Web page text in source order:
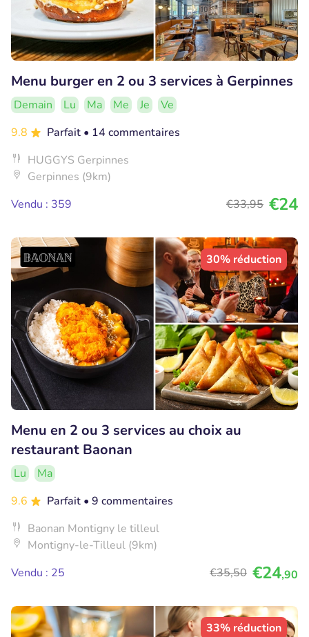
Menu burger en 2 ou 3 services à Gerpinnes
Demain Lu Ma Me Je
Ve
9.8
Parfait • 14 commentaires
HUGGYS Gerpinnes
Gerpinnes (9km)
Vendu : 359
€33,95 €24
30% réduction
Menu en 2 ou 3 services au choix au
restaurant Baonan
Lu
Ma
9.6
Parfait • 9 commentaires
Baonan Montigny le tilleul
Montigny-le-Tilleul (9km)
Vendu : 25
€35,50 €24,90
33% réduction